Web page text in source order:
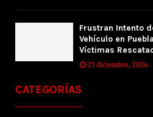
Frustran Intento
Vehículo en
Víctimas
21 diciembre, 2024
CATEGORÍAS